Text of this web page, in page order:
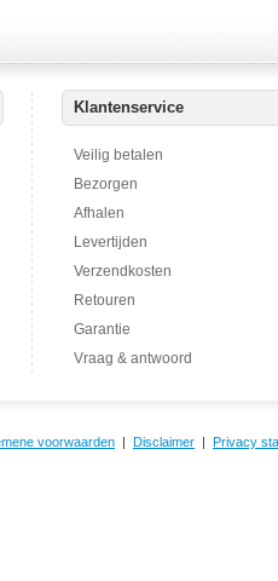
Klantenservice
Veilig betalen
Bezorgen
Afhalen
Levertijden
Verzendkosten
Retouren
Garantie
Vraag & antwoord
voorwaarden | Disclaimer | Privacy